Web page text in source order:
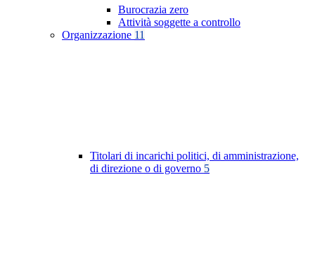
Burocrazia zero
Attività soggette a controllo
Organizzazione 11
Titolari di incarichi politici, di amministrazione,
di direzione o di governo 5